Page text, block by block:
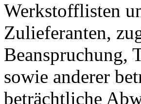
Werkstofflisten
Zulieferanten,
Beanspruchung,
sowie anderer
beträchtliche